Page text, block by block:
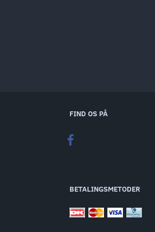
FIND OS PÅ
BETALINGSMETODER